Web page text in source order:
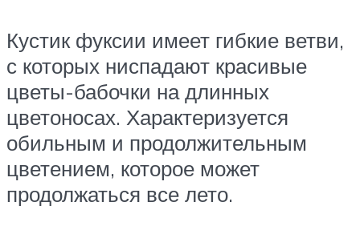
Кустик фуксии имеет гибкие ветви,
с которых ниспадают красивые
цветы-бабочки на длинных
цветоносах. Характеризуется
обильным и продолжительным
цветением, которое может
продолжаться все лето.